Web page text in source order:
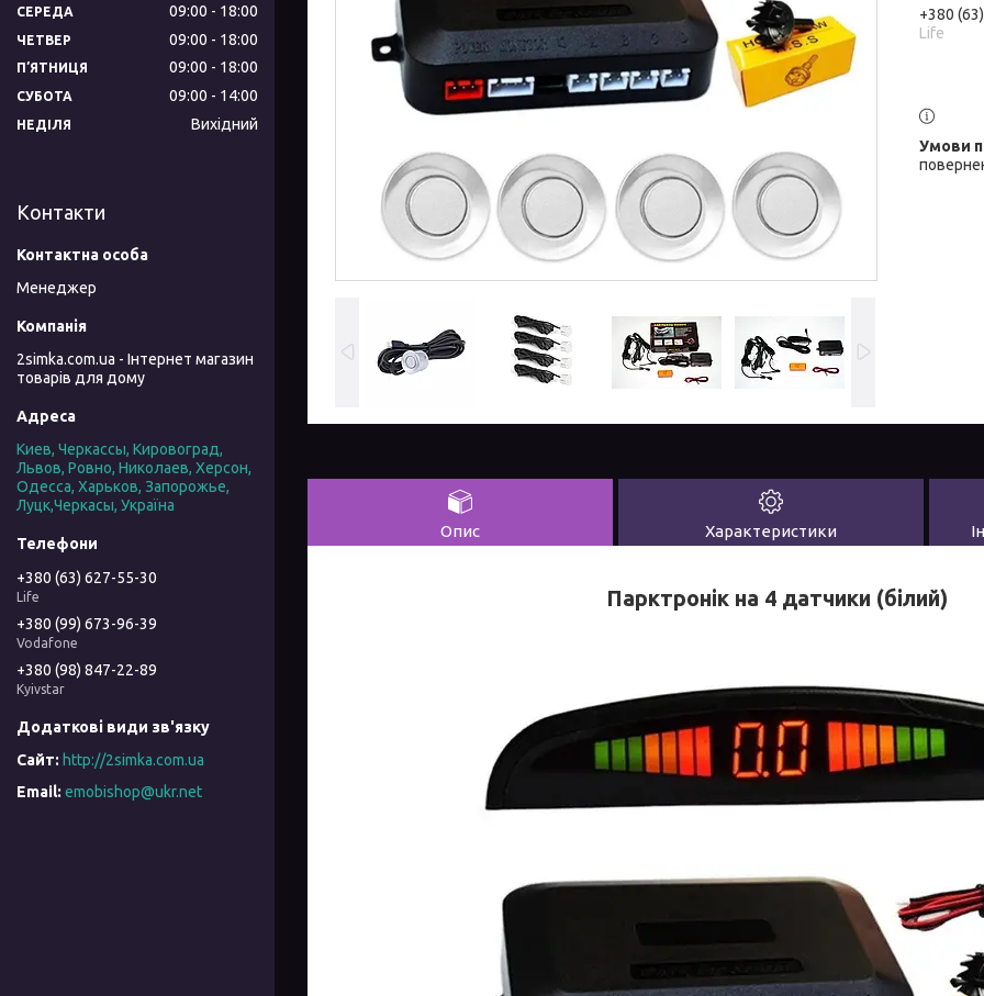
+380
Life
Опис Характеристики
Парктронік на 4 датчики (білий)
СЕРЕДА 09:00 18:00
ЧЕТВЕР 09:00 18:00
ПʼЯТНИЦЯ 09:00 18:00
СУБОТА 09:00 14:00
НЕДІЛЯ Вихідний
Контакти
Менеджер
2simka.com.ua - Інтернет магазин
товарів для дому
Киев, Черкассы, Кировоград,
Львов, Ровно, Николаев, Херсон,
Одесса, Харьков, Запорожье,
Луцк,Черкасы, Україна
+380 (63) 627-55-30
Life
+380 (99) 673-96-39
Vodafone
+380 (98) 847-22-89
Kyivstar
http://2simka.com.ua
emobishop@ukr.net